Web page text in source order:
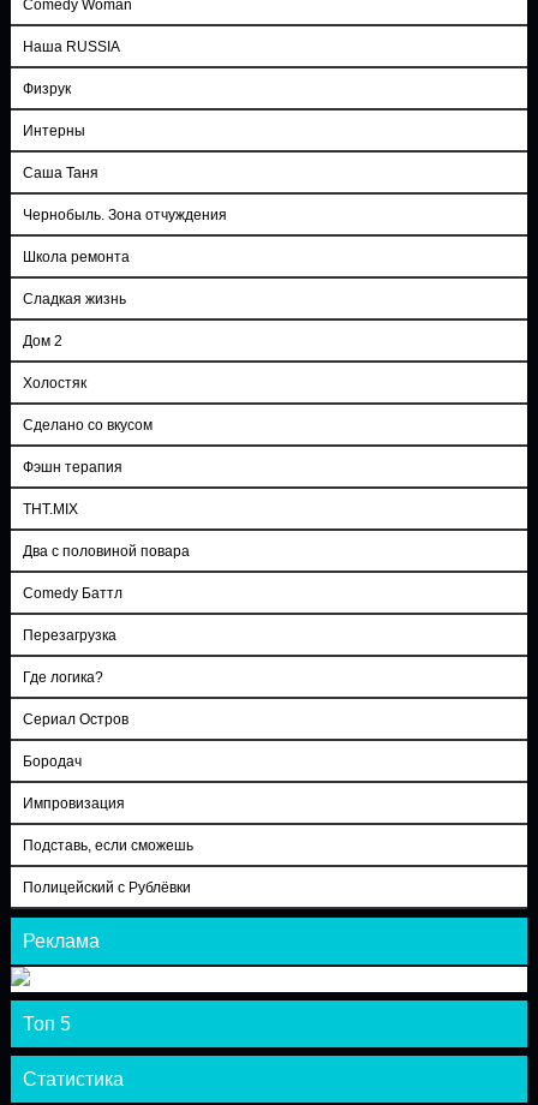
Comedy Woman
Наша RUSSIA
Физрук
Интерны
Саша Таня
Чернобыль. Зона отчуждения
Школа ремонта
Сладкая жизнь
Дом 2
Холостяк
Сделано со вкусом
Фэшн терапия
ТНТ.MIX
Два с половиной повара
Comedy Баттл
Перезагрузка
Где логика?
Сериал Остров
Бородач
Импровизация
Подставь, если сможешь
Полицейский с Рублёвки
Реклама
Топ 5
Статистика